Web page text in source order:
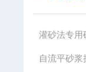
灌砂法专用
自流平砂